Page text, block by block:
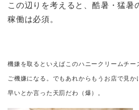
この辺りを考えると、酷暑・猛暑
稼働は必須。
機嫌を取るといえばこのハニークリームチー
ご機嫌になる。でもあれからもうお店で見
早いとか言った天罰だわ（爆）。